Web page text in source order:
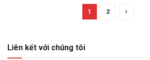
1 2
Liên kết với chúng tôi